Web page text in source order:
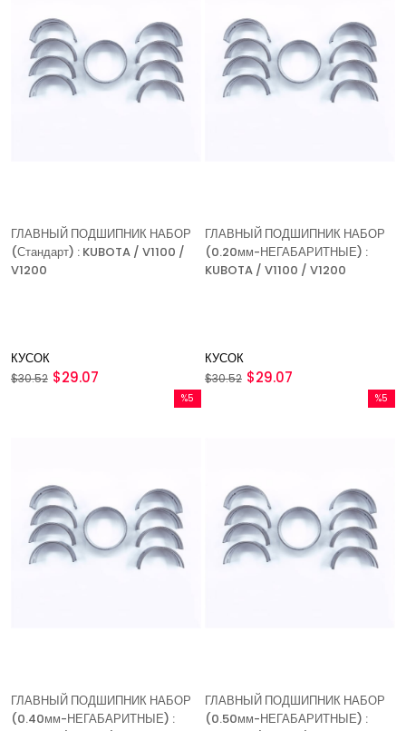
ГЛАВНЫЙ ПОДШИПНИК НАБОР
(Стандарт) : KUBOTA / V1100 /
V1200
КУСОК
$29.07
$30.52
ГЛАВНЫЙ ПОДШИПНИК НАБОР
(0.20мм-НЕГАБАРИТНЫЕ) :
KUBOTA / V1100 / V1200
КУСОК
$29.07
$30.52
ГЛАВНЫЙ ПОДШИПНИК НАБОР
(0.40мм-НЕГАБАРИТНЫЕ) :
%5
ГЛАВНЫЙ ПОДШИПНИК НАБОР
(0.50мм-НЕГАБАРИТНЫЕ) :
%5